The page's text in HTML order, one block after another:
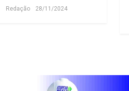
Redação 28/11/2024